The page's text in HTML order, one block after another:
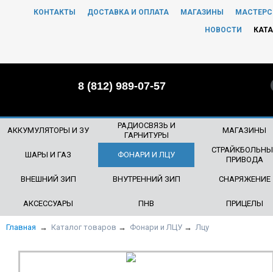
КОНТАКТЫ ДОСТАВКА И ОПЛАТА МАГАЗИНЫ
НОВОСТИ
8 (812) 989-07-57
АККУМУЛЯТОРЫ И ЗУ
РАДИОСВЯЗЬ И
ГАРНИТУРЫ
МАГАЗИНЫ
ШАРЫ И ГАЗ ФОНАРИ И ЛЦУ
ПРИВОДА
ВНЕШНИЙ ЗИП ВНУТРЕННИЙ ЗИП СНАРЯЖЕНИЕ
АКСЕССУАРЫ ПНВ ПРИЦЕЛЫ
Главная → Каталог товаров → Фонари и ЛЦУ→ Лцу
ЧТО БУДЕМ ИСКАТЬ?